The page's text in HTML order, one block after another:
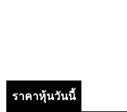
ราคาหุ้นวันนี้